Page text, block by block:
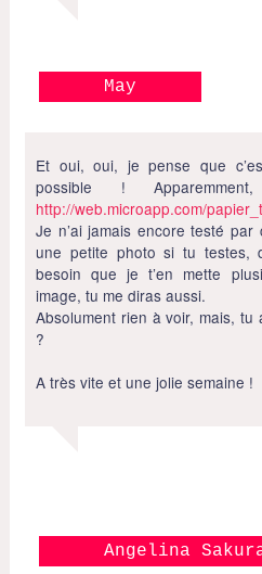
May
Et oui, oui, je pense que
possible !
http://web.microapp.com/
Je n’ai jamais encore testé par
une petite photo si tu testes,
besoin que je t’en mette
image, tu me diras aussi.
Absolument rien à voir, mais, tu
?
A très vite et une jolie semaine !
Angelina